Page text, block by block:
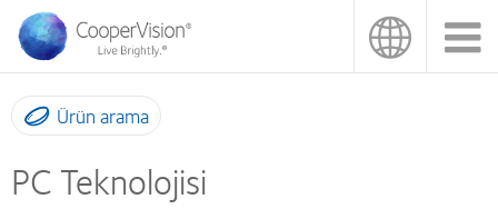
içeriğe
atla
Ürün arama
PC Teknolojisi